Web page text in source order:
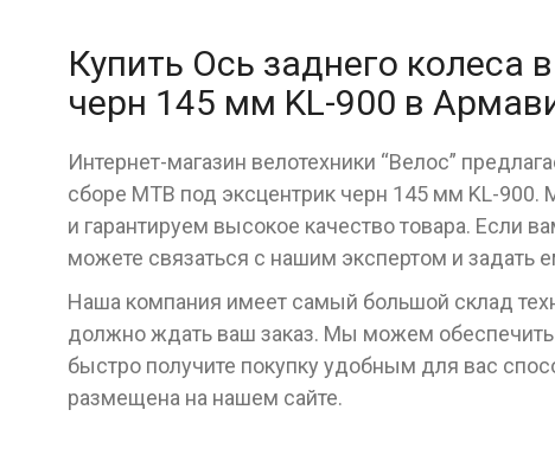
Купить Ось заднего колеса
черн 145 мм KL-900 в
Интернет-магазин велотехники “Велос”
сборе МТВ под эксцентрик черн 145 мм KL-
и гарантируем высокое качество товара. Если
можете связаться с нашим экспертом и задать
Наша компания имеет самый большой склад
должно ждать ваш заказ. Мы можем обеспечить
быстро получите покупку удобным для вас
размещена на нашем сайте.